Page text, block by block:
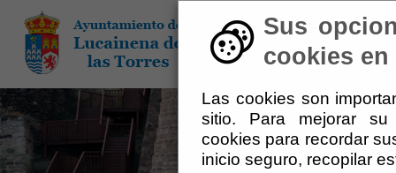
Sus
cookies
Las cookies son
sitio. Para mejorar su
cookies para recordar
inicio seguro, recopilar
El Ayuntamiento